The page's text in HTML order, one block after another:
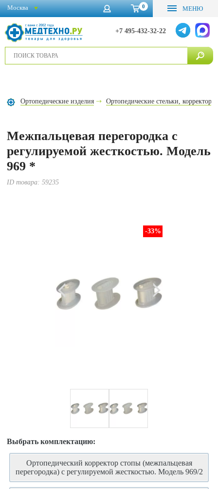
0 МЕНЮ
+7 495-432-32-22
Москва
Ортопедические изделия Ортопедические стельки,
Межпальцевая перегородка с
регулируемой жесткостью. Модель
969 *
ID товара:59235
-33%
Выбрать комплектацию:
Ортопедический корректор стопы (межпальцевая
перегородка) с регулируемой жесткостью. Модель 969/2